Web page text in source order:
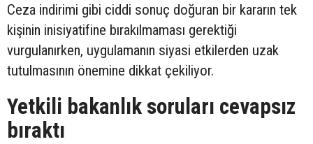
Ceza indirimi gibi ciddi sonuç doğuran bir kararın tek
kişinin inisiyatifine bırakılmaması gerektiği
vurgulanırken, uygulamanın siyasi etkilerden uzak
tutulmasının önemine dikkat çekiliyor.
Yetkili bakanlık soruları cevapsız
bıraktı